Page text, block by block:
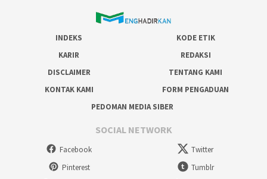
INDEKS
KODE ETIK
KARIR
REDAKSI
DISCLAIMER
TENTANG KAMI
KONTAK KAMI
FORM PENGADUAN
PEDOMAN MEDIA SIBER
SOCIAL NETWORK
Facebook
Twitter
Pinterest
Tumblr